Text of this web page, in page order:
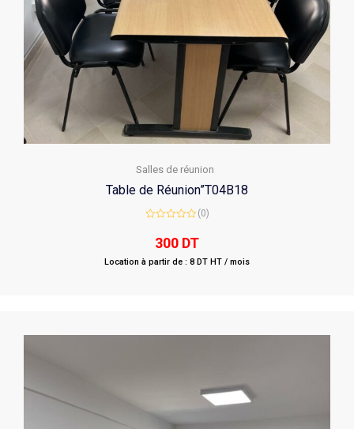
Salles de réunion
Table de Réunion”T04B18
out
5
(0)
300 DT
Location à partir de : 8 DT HT / mois